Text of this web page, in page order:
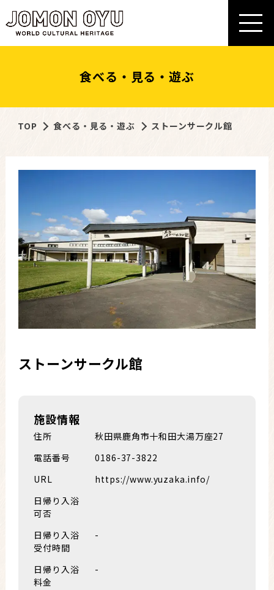
食べる・見る・遊ぶ
TOP 食べる・見る・遊ぶ ストーンサークル館
ストーンサークル館
施設情報
住所
秋田県鹿角市十和田大湯万座27
電話番号
0186-37-3822
URL
https://www.yuzaka.info/
日帰り入浴
可否
日帰り入浴
受付時間
-
日帰り入浴
料金
-